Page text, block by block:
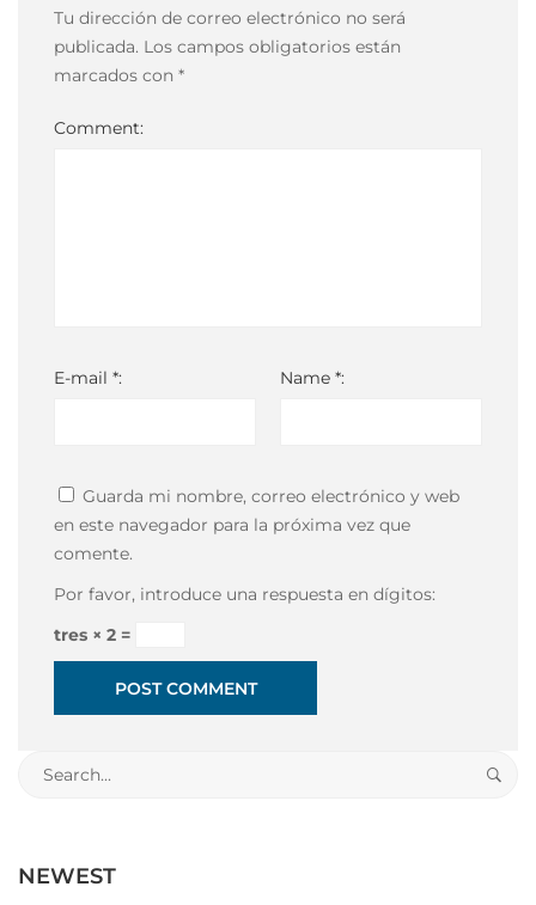
03:00
Tu dirección de correo electrónico no será
publicada. Los campos obligatorios están
marcados con *
Comment:
E-mail *: Name *:
Guarda mi nombre, correo electrónico y web
en este navegador para la próxima vez que
comente.
Por favor, introduce una respuesta en dígitos:
tres × 2 =
Search
NEWEST